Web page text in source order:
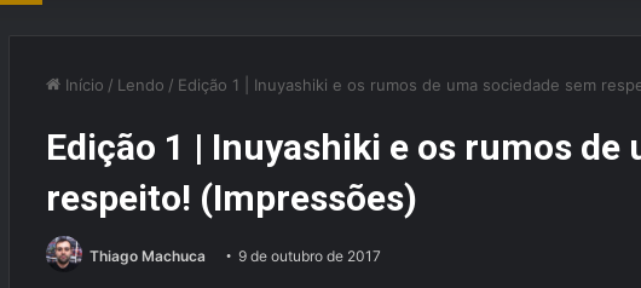
Início / Lendo / Edição 1 | Inuyashiki e os rumos de uma sociedade sem
Edição 1 | Inuyashiki e os rumos de
respeito! (Impressões)
Thiago Machuca 9 de outubro de 2017